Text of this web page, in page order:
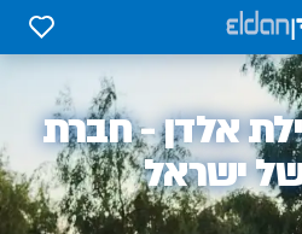
0
אלדן - חברת
ישראל